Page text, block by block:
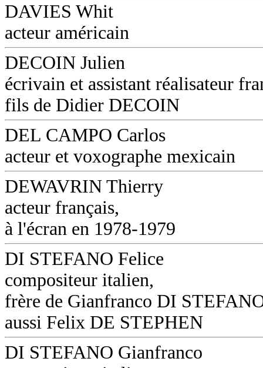
DAVIES Whit
acteur américain
DECOIN Julien
écrivain et assistant réalisateur
fils de Didier DECOIN
DEL CAMPO Carlos
acteur et voxographe mexicain
DEWAVRIN Thierry
acteur français,
à l'écran en 1978-1979
DI STEFANO Felice
compositeur italien,
frère de Gianfranco DI
aussi Felix DE STEPHEN
DI STEFANO Gianfranco